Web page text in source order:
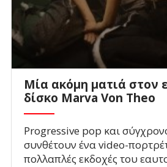
Mία ακόμη ματιά στον
δίσκο Marva Von Theo
Progressive pop και
συνθέτουν ένα video-
πολλαπλές εκδοχές του